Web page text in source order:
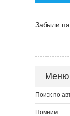
Забыли
Меню
Поиск по
Помним